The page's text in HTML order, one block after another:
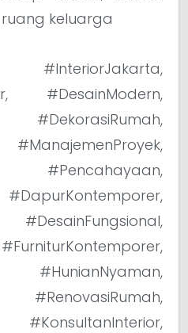
keluarga
#InteriorJakarta,
#DesainModern,
#DekorasiRumah,
#Pencahayaan,
#RenovasiRumah,